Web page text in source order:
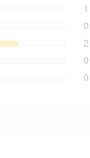
1
0
2
0
0